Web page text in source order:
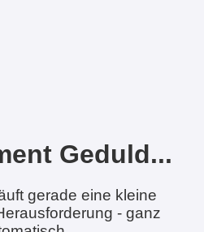
Geduld...
gerade eine kleine
- ganz